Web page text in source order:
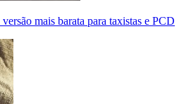
mais barata para taxistas e PCD